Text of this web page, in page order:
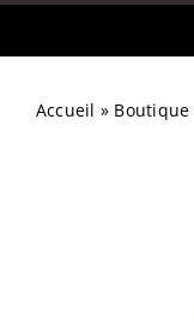
Accueil » Boutique